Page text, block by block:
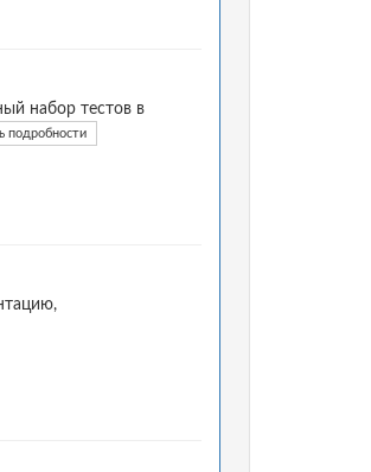
набор тестов в
подробности